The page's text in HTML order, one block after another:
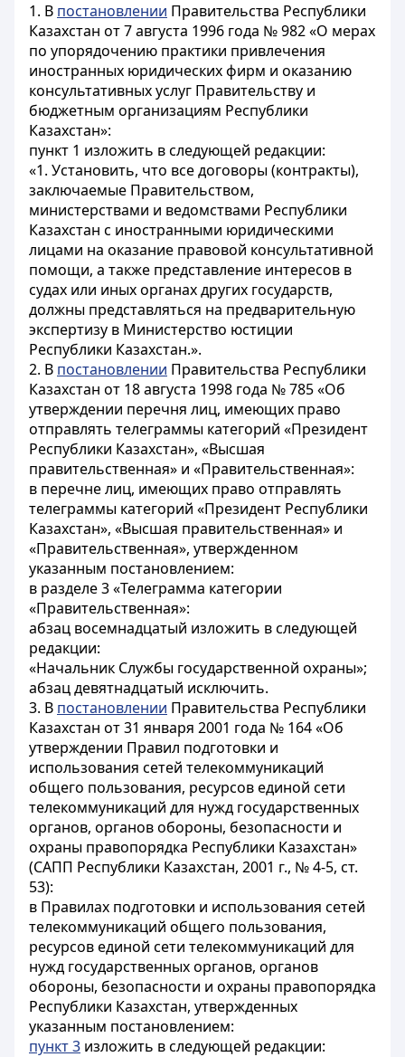
1. В постановлении Правительства Республики
Казахстан от 7 августа 1996 года № 982 «О мерах
по упорядочению практики привлечения
иностранных юридических фирм и оказанию
консультативных услуг Правительству и
бюджетным организациям Республики
Казахстан»:
пункт 1 изложить в следующей редакции:
«1. Установить, что все договоры (контракты),
заключаемые Правительством,
министерствами и ведомствами Республики
Казахстан с иностранными юридическими
лицами на оказание правовой консультативной
помощи, а также представление интересов в
судах или иных органах других государств,
должны представляться на предварительную
экспертизу в Министерство юстиции
Республики Казахстан.».
2. В постановлении Правительства Республики
Казахстан от 18 августа 1998 года № 785 «Об
утверждении перечня лиц, имеющих право
отправлять телеграммы категорий «Президент
Республики Казахстан», «Высшая
правительственная» и «Правительственная»:
в перечне лиц, имеющих право отправлять
телеграммы категорий «Президент Республики
Казахстан», «Высшая правительственная» и
«Правительственная», утвержденном
указанным постановлением:
в разделе 3 «Телеграмма категории
«Правительственная»:
абзац восемнадцатый изложить в следующей
редакции:
«Начальник Службы государственной охраны»;
абзац девятнадцатый исключить.
3. В постановлении Правительства Республики
Казахстан от 31 января 2001 года № 164 «Об
утверждении Правил подготовки и
использования сетей телекоммуникаций
общего пользования, ресурсов единой сети
телекоммуникаций для нужд государственных
органов, органов обороны, безопасности и
охраны правопорядка Республики Казахстан»
(САПП Республики Казахстан, 2001 г., № 4-5, ст.
53):
в Правилах подготовки и использования сетей
телекоммуникаций общего пользования,
ресурсов единой сети телекоммуникаций для
нужд государственных органов, органов
обороны, безопасности и охраны правопорядка
Республики Казахстан, утвержденных
указанным постановлением:
пункт 3 изложить в следующей редакции: